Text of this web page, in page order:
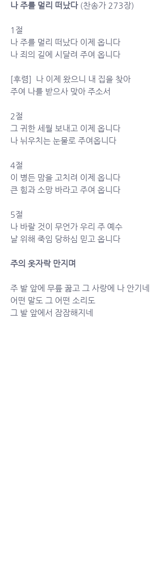
나 주를 멀리 떠났다 (찬송가 273장)
1절
나 주를 멀리 떠났다 이제 옵니다
나 죄의 길에 시달려 주여 옵니다
[후렴]  나 이제 왔으니 내 집을 찾아
주여 나를 받으사 맞아 주소서
2절
그 귀한 세월 보내고 이제 옵니다
나 뉘우치는 눈물로 주여옵니다
4절
이 병든 맘을 고치려 이제 옵니다
큰 힘과 소망 바라고 주여 옵니다
5절
나 바랄 것이 무언가 우리 주 예수
날 위해 죽임 당하심 믿고 옵니다
주의 옷자락 만지며
주 발 앞에 무릎 꿇고 그 사랑에 나 안기네
어떤 말도 그 어떤 소리도
그 발 앞에서 잠잠해지네